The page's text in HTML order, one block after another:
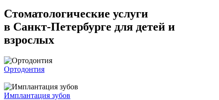
Стоматологические услуги
в Санкт-Петербурге для детей и
взрослых
Ортодонтия
Имплантация зубов